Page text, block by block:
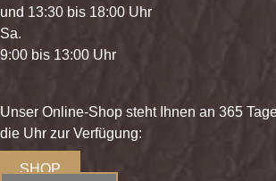
und 13:30 bis 18:00 Uhr
Sa.
9:00 bis 13:00 Uhr
Unser Online-Shop steht Ihnen an 365
die Uhr zur Verfügung:
SHOP